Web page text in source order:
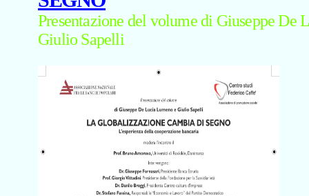
Presentazione del volume di Giuseppe De
Giulio Sapelli